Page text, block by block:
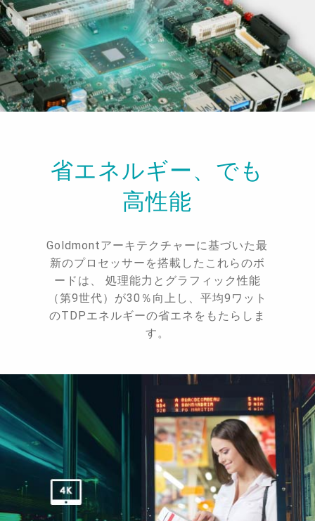
省エネルギー、でも
高性能
Goldmontアーキテクチャーに基づいた最
新のプロセッサーを搭載したこれらのボ
ードは、 処理能力とグラフィック性能
（第9世代）が30％向上し、平均9ワット
のTDPエネルギーの省エネをもたらしま
す。